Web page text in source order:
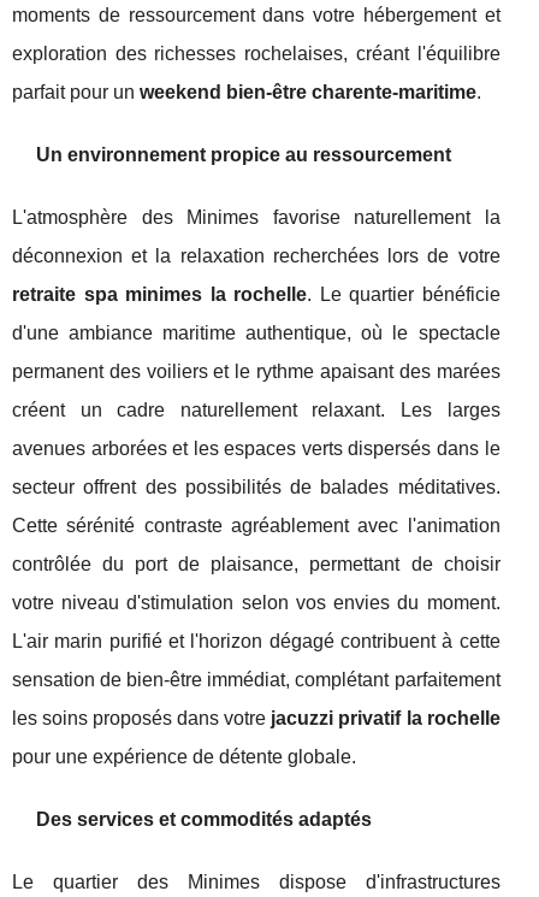
moments de ressourcement dans votre hébergement et
exploration des richesses rochelaises, créant l'équilibre
parfait pour un weekend bien-être charente-maritime.
Un environnement propice au ressourcement
L'atmosphère des Minimes favorise naturellement la
déconnexion et la relaxation recherchées lors de votre
retraite spa minimes la rochelle. Le quartier bénéficie
d'une ambiance maritime authentique, où le spectacle
permanent des voiliers et le rythme apaisant des marées
créent un cadre naturellement relaxant. Les larges
avenues arborées et les espaces verts dispersés dans le
secteur offrent des possibilités de balades méditatives.
Cette sérénité contraste agréablement avec l'animation
contrôlée du port de plaisance, permettant de choisir
votre niveau d'stimulation selon vos envies du moment.
L'air marin purifié et l'horizon dégagé contribuent à cette
sensation de bien-être immédiat, complétant parfaitement
les soins proposés dans votre jacuzzi privatif la rochelle
pour une expérience de détente globale.
Des services et commodités adaptés
Le quartier des Minimes dispose d'infrastructures